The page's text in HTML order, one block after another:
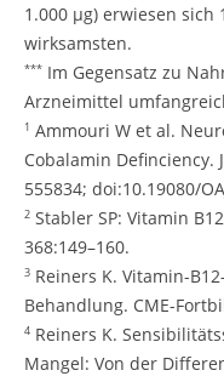
1.000 μg) erwiesen sich
wirksamsten.
*** Im Gegensatz zu
Arzneimittel
1 Ammouri W et al.
Cobalamin Definciency.
555834; doi:10.19080/
2 Stabler SP: Vitamin
368:149–160.
3 Reiners K. Vitamin-
Behandlung. CME-
4 Reiners K.
Mangel: Von der